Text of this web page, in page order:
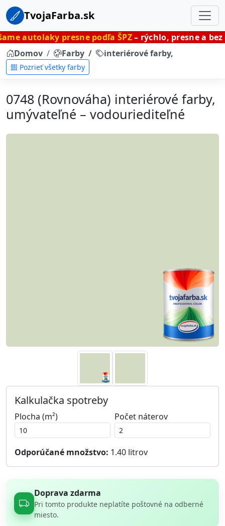
TvojaFarba.sk
presne podľa ŠPZ– rýchlo, presne a bez čakania.
Domov
Farby interiérové farby,
Pozrieť všetky farby
0748 (Rovnováha) interiérové farby,
umývateľné – vodouriediteľné
Kalkulačka spotreby
Plocha (m²) Počet náterov
Odporúčané množstvo: 1.40 litrov
Doprava zdarma
Pri tomto produkte neplatíte poštovné na odberné
miesto.